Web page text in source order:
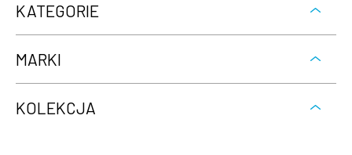
KATEGORIE
MARKI
KOLEKCJA